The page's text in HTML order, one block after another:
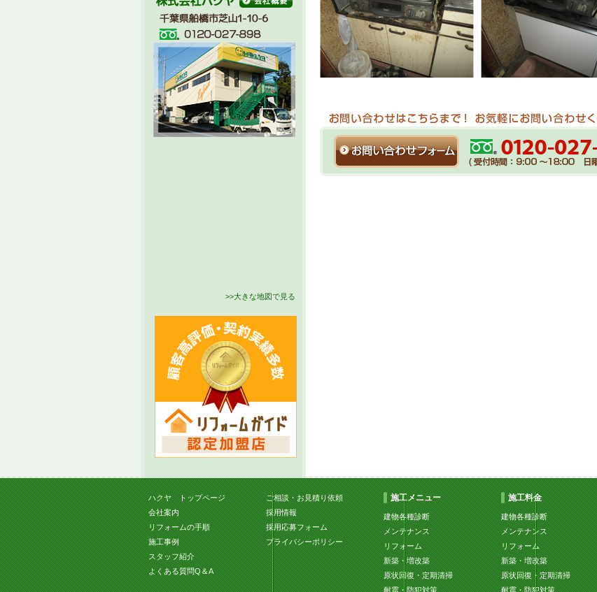
>>大きな地図で見る
ハクヤ トップページ
会社案内
リフォームの手順
施工事例
スタッフ紹介
よくある質問Q＆A
ご相談・お見積り依頼
採用情報
採用応募フォーム
プライバシーポリシー
施工メニュー
建物各種診断
メンテナンス
リフォーム
新築・増改築
原状回復・定期清掃
耐震・防犯対策
施工料金
建物各種診断
メンテナンス
リフォーム
新築・増改築
原状回復・定期清掃
耐震・防犯対策